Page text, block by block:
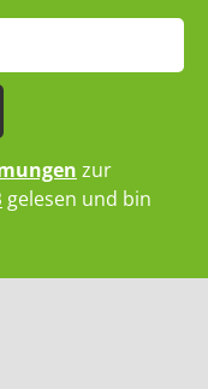
zur
gelesen und bin